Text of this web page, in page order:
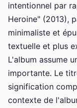
intentionnel par
Heroine" (2013),
minimaliste et
textuelle et plus
L'album assume
importante. Le
signification
contexte de